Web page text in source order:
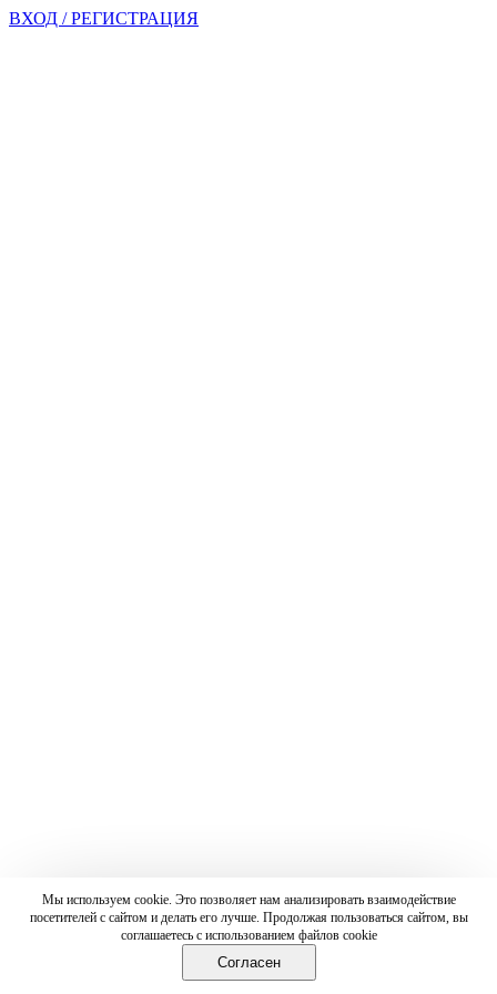
ВХОД / РЕГИСТРАЦИЯ
Мы используем cookie. Это позволяет нам анализировать взаимодействие
посетителей с сайтом и делать его лучше. Продолжая пользоваться сайтом, вы
соглашаетесь с использованием файлов cookie
Согласен